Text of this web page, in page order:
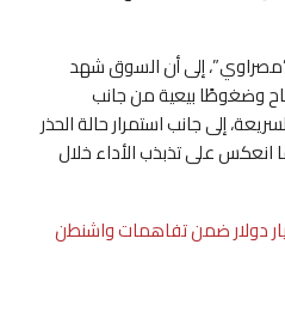
إلى أن السوق شهد
وضغوطًا بيعية من جانب
إلى جانب استمرار حالة الحذر
انعكس على تذبذب الأداء خلال
صندوق استثماري بـ300 مليار دولار ضمن تفاهمات واشنطن